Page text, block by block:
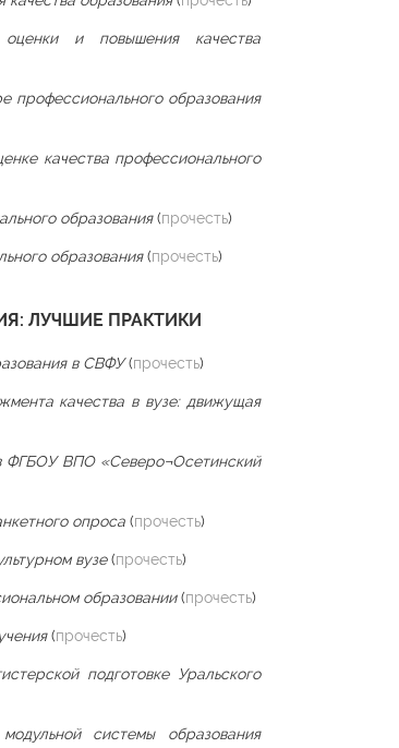
оценки и повышения качества
профессионального образования
качества профессионального
образования(прочесть)
образования(прочесть)
ЛУЧШИЕ ПРАКТИКИ
в СВФУ(прочесть)
качества в вузе: движущая
ФГБОУ ВПО «Северо¬Осетинский
опроса (прочесть)
вузе(прочесть)
образовании(прочесть)
(прочесть)
подготовке Уральского
системы образования